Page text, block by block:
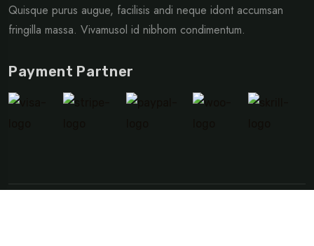
Quisque purus augue, facilisis andi neque idont accumsan
fringilla massa. Vivamusol id nibhom condimentum.
Payment Partner